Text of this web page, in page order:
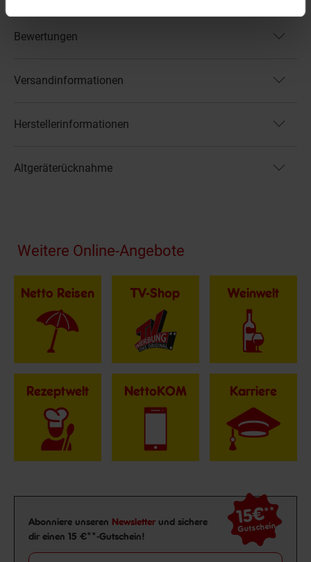
Bewertungen
Versandinformationen
Herstellerinformationen
Altgeräterücknahme
Fußzeile
Weitere Online-Angebote
Netto Reisen TV-Shop Weinwelt
Rezeptwelt NettoKOM Karriere
Newsletter Anmeldung
Abonniere unseren Newsletter und sichere
dir einen 15 €**-Gutschein!
15€**
Gutschein